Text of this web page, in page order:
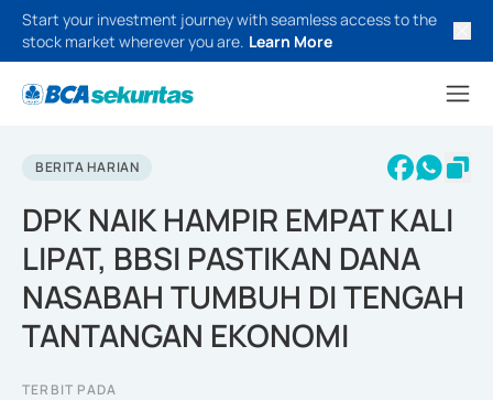
Start your investment journey with seamless access to the
stock market wherever you are. Learn More
BERITA HARIAN
DPK NAIK HAMPIR EMPAT KALI
LIPAT, BBSI PASTIKAN DANA
NASABAH TUMBUH DI TENGAH
TANTANGAN EKONOMI
TERBIT PADA